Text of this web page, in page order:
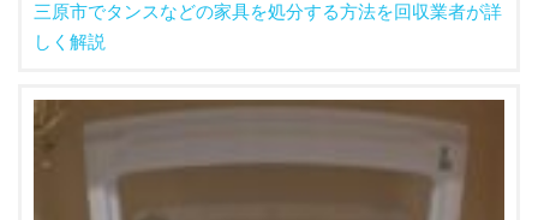
三原市でタンスなどの家具を処分する方法を回収業者が詳
しく解説